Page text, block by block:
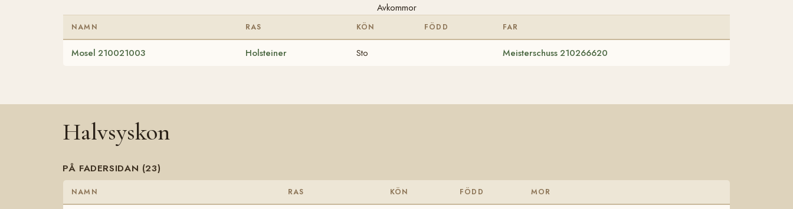
Avkommor
NAMN RAS KÖN FÖDD FAR
Mosel 210021003 Holsteiner Sto Meisterschuss 210266620
Halvsyskon
PÅ FADERSIDAN (23)
NAMN RAS KÖN FÖDD MOR